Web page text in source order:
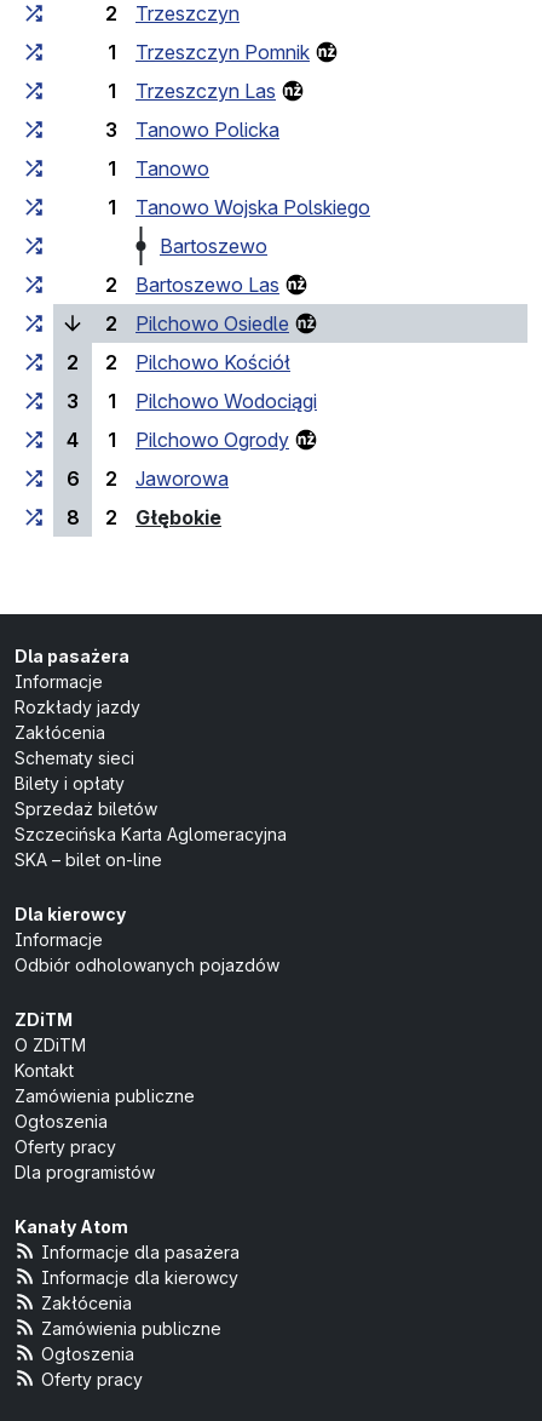
2
Trzeszczyn
1
Trzeszczyn Pomnik
1
Trzeszczyn Las
3
Tanowo Policka
1
Tanowo
1
Tanowo Wojska Polskiego
Bartoszewo
2
Bartoszewo Las
2
Pilchowo Osiedle
2
2
Pilchowo Kościół
3
1
Pilchowo Wodociągi
4
1
Pilchowo Ogrody
6
2
Jaworowa
8
2 Głębokie(przystanek końcowy)
Dla pasażera
Informacje
Rozkłady jazdy
Zakłócenia
Schematy sieci
Bilety i opłaty
Sprzedaż biletów
Szczecińska Karta Aglomeracyjna
SKA – bilet on-line
Dla kierowcy
Informacje
Odbiór odholowanych pojazdów
ZDiTM
O ZDiTM
Kontakt
Zamówienia publiczne
Ogłoszenia
Oferty pracy
Dla programistów
Kanały Atom
Informacje dla pasażera
Informacje dla kierowcy
Zakłócenia
Zamówienia publiczne
Ogłoszenia
Oferty pracy